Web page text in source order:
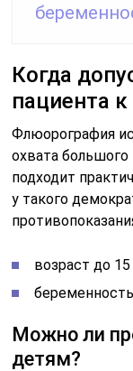
Когда
пациента
Флюорография
охвата большого
подходит
у такого
возраст до 15
Можно ли
детям?